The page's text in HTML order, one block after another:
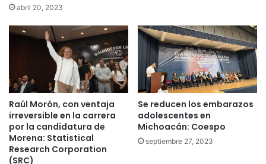
abril 20, 2023
Raúl Morón, con ventaja
irreversible en la carrera
por la candidatura de
Morena: Statistical
Research Corporation
(SRC)
Se reducen los embarazos
adolescentes en
Michoacán: Coespo
septiembre 27, 2023